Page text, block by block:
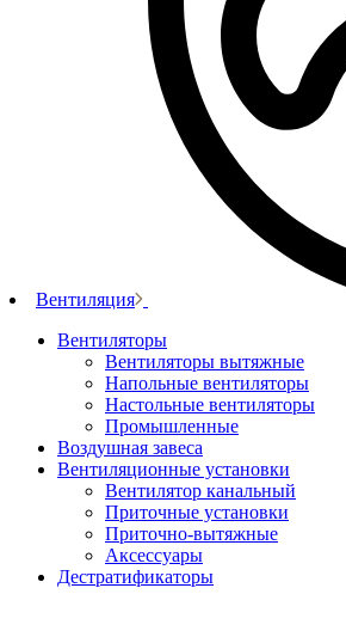
Вентиляция
Вентиляторы
Вентиляторы вытяжные
Напольные вентиляторы
Настольные вентиляторы
Промышленные
Воздушная завеса
Вентиляционные установки
Вентилятор канальный
Приточные установки
Приточно-вытяжные
Аксессуары
Дестратификаторы